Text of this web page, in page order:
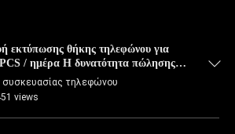
εκτύπωσης θήκης τηλεφώνου για
/ ημέρα Η δυνατότητα πώλησης
τηλεφώνου
views